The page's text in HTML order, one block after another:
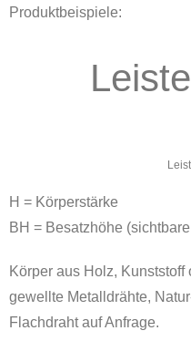
Produktbeispiele:
H = Körperstärke
BH = Besatzhöhe
Körper aus Holz, Kunststoff
gewellte Metalldrähte,
Flachdraht auf Anfrage.